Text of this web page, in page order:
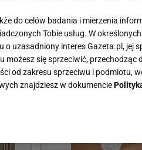
trendu, który w 2025 roku
Witchery bardzo wiele
do celów badania i mierzenia
Tobie usług. W
uzasadniony interes Gazeta.pl, jej
się sprzeciwić, przechodząc
od zakresu sprzeciwu i podmiotu,
znajdziesz w dokumencie
i przechowywanie plików